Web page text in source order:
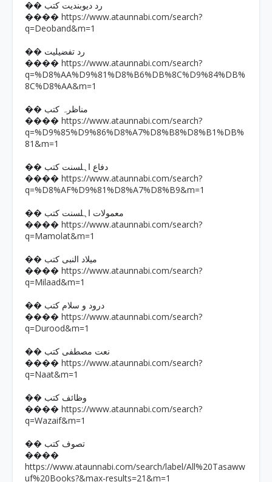
�� رد دیوبندیت کتب
���� https://www.ataunnabi.com/search?
q=Deoband&m=1
�� رد تفضیلیت
���� https://www.ataunnabi.com/search?
q=%D8%AA%D9%81%D8%B6%DB%8C%D9%84%DB%
8C%D8%AA&m=1
�� مناظرہ کتب
���� https://www.ataunnabi.com/search?
q=%D9%85%D9%86%D8%A7%D8%B8%D8%B1%DB%
81&m=1
�� دفاع اہلسنت کتب
���� https://www.ataunnabi.com/search?
q=%D8%AF%D9%81%D8%A7%D8%B9&m=1
�� معمولات اہلسنت کتب
���� https://www.ataunnabi.com/search?
q=Mamolat&m=1
�� میلاد النبی کتب
���� https://www.ataunnabi.com/search?
q=Milaad&m=1
�� درود و سلام کتب
���� https://www.ataunnabi.com/search?
q=Durood&m=1
�� نعت مصطفی کتب
���� https://www.ataunnabi.com/search?
q=Naat&m=1
�� وظائف کتب
���� https://www.ataunnabi.com/search?
q=Wazaif&m=1
�� تصوف کتب
����
https://www.ataunnabi.com/search/label/All%20Tasaww
uf%20Books?&max-results=21&m=1